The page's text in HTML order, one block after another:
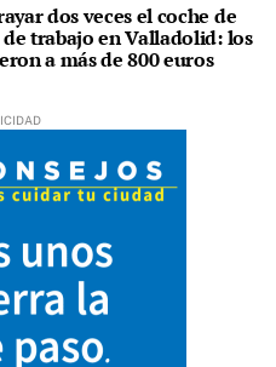
dos veces el coche de
trabajo en Valladolid: los
a más de 800 euros